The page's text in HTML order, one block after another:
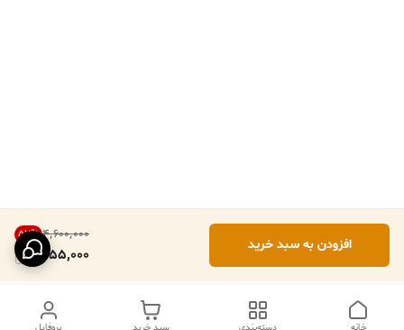
۴٬۶۰۰٬۰۰۰ 57%
1,955,000
افزودن به سبد خرید